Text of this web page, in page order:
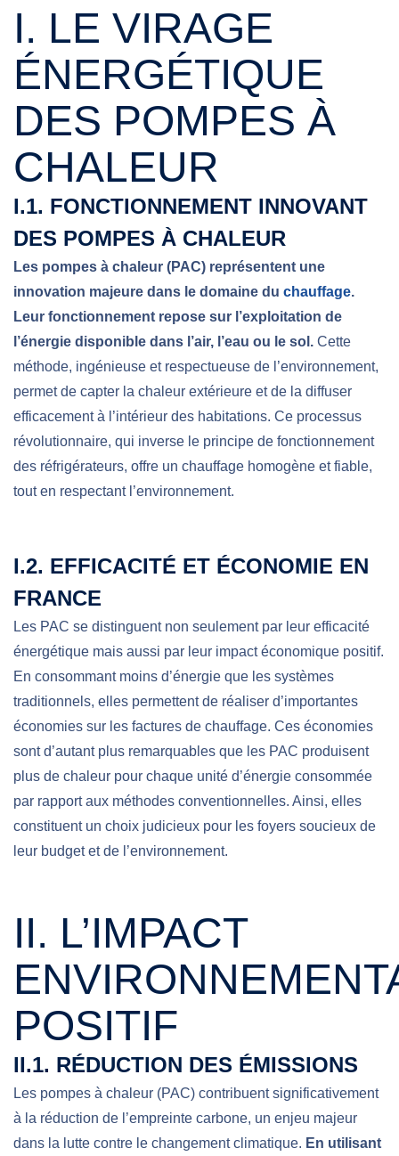
I. LE VIRAGE
ÉNERGÉTIQUE
DES POMPES À
CHALEUR
I.1. FONCTIONNEMENT INNOVANT
DES POMPES À CHALEUR
Les pompes à chaleur (PAC) représentent une
innovation majeure dans le domaine du chauffage.
Leur fonctionnement repose sur l’exploitation de
l’énergie disponible dans l’air, l’eau ou le sol. Cette
méthode, ingénieuse et respectueuse de l’environnement,
permet de capter la chaleur extérieure et de la diffuser
efficacement à l’intérieur des habitations. Ce processus
révolutionnaire, qui inverse le principe de fonctionnement
des réfrigérateurs, offre un chauffage homogène et fiable,
tout en respectant l’environnement.
I.2. EFFICACITÉ ET ÉCONOMIE EN
FRANCE
Les PAC se distinguent non seulement par leur efficacité
énergétique mais aussi par leur impact économique positif.
En consommant moins d’énergie que les systèmes
traditionnels, elles permettent de réaliser d’importantes
économies sur les factures de chauffage. Ces économies
sont d’autant plus remarquables que les PAC produisent
plus de chaleur pour chaque unité d’énergie consommée
par rapport aux méthodes conventionnelles. Ainsi, elles
constituent un choix judicieux pour les foyers soucieux de
leur budget et de l’environnement.
II. L’IMPACT
POSITIF
II.1. RÉDUCTION DES ÉMISSIONS
Les pompes à chaleur (PAC) contribuent significativement
à la réduction de l’empreinte carbone, un enjeu majeur
dans la lutte contre le changement climatique. En utilisant